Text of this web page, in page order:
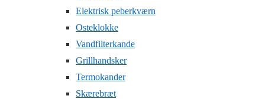
Elektrisk peberkværn
Osteklokke
Vandfilterkande
Grillhandsker
Termokander
Skærebræt